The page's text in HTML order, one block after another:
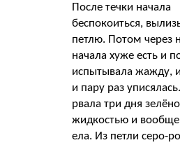
После течки начала
беспокоиться,
петлю. Потом через
начала хуже есть и
испытывала жажду,
и пару раз
рвала три дня
жидкостью и вообще
ела. Из петли серо-